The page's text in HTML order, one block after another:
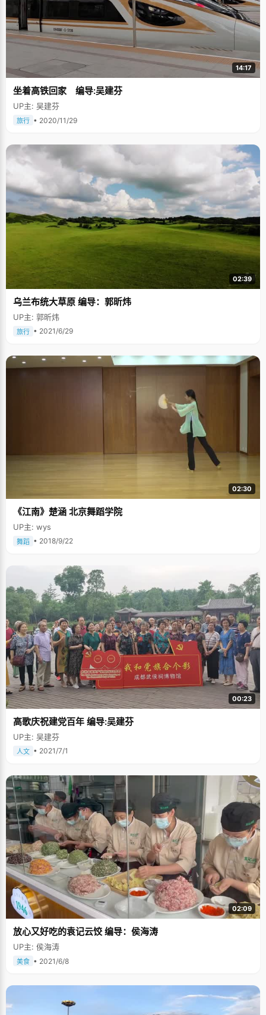
14:17
坐着高铁回家 编导:吴建芬
UP主: 吴建芬
旅行 • 2020/11/29
02:39
乌兰布统大草原 编导：郭昕炜
UP主: 郭昕炜
旅行 • 2021/6/29
02:30
《江南》楚涵 北京舞蹈学院
UP主: wys
舞蹈 • 2018/9/22
00:23
高歌庆祝建党百年 编导:吴建芬
UP主: 吴建芬
人文 • 2021/7/1
02:09
放心又好吃的袁记云饺 编导：侯海涛
UP主: 侯海涛
美食 • 2021/6/8